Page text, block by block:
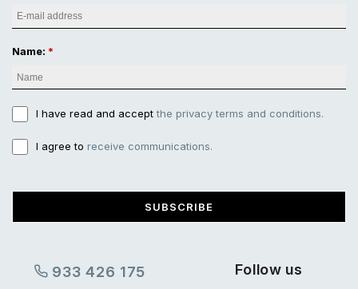
Name:
I have read and acceptthe privacy terms and conditions.
I agree to receive communications.
SUBSCRIBE
933 426 175 Follow us